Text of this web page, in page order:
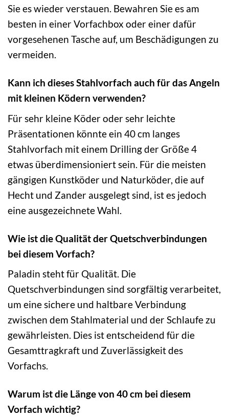
Sie es wieder verstauen. Bewahren Sie es am
besten in einer Vorfachbox oder einer dafür
vorgesehenen Tasche auf, um Beschädigungen zu
vermeiden.
Kann ich dieses Stahlvorfach auch für das Angeln
mit kleinen Ködern verwenden?
Für sehr kleine Köder oder sehr leichte
Präsentationen könnte ein 40 cm langes
Stahlvorfach mit einem Drilling der Größe 4
etwas überdimensioniert sein. Für die meisten
gängigen Kunstköder und Naturköder, die auf
Hecht und Zander ausgelegt sind, ist es jedoch
eine ausgezeichnete Wahl.
Wie ist die Qualität der Quetschverbindungen
bei diesem Vorfach?
Paladin steht für Qualität. Die
Quetschverbindungen sind sorgfältig verarbeitet,
um eine sichere und haltbare Verbindung
zwischen dem Stahlmaterial und der Schlaufe zu
gewährleisten. Dies ist entscheidend für die
Gesamttragkraft und Zuverlässigkeit des
Vorfachs.
Warum ist die Länge von 40 cm bei diesem
Vorfach wichtig?